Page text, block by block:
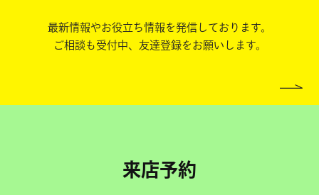
最新情報やお役立ち情報を発信しております。
ご相談も受付中、友達登録をお願いします。
来店予約